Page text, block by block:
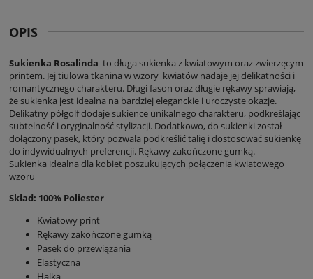
OPIS
Sukienka Rosalinda to długa sukienka z kwiatowym oraz zwierzęcym
printem. Jej tiulowa tkanina w wzory kwiatów nadaje jej delikatności i
romantycznego charakteru. Długi fason oraz długie rękawy sprawiają,
że sukienka jest idealna na bardziej eleganckie i uroczyste okazje.
Delikatny półgolf dodaje sukience unikalnego charakteru, podkreślając
subtelność i oryginalność stylizacji. Dodatkowo, do sukienki został
dołączony pasek, który pozwala podkreślić talię i dostosować sukienkę
do indywidualnych preferencji. Rękawy zakończone gumką.
Sukienka idealna dla kobiet poszukujących połączenia kwiatowego
wzoru
Skład: 100% Poliester
Kwiatowy print
Rękawy zakończone gumką
Pasek do przewiązania
Elastyczna
Halka